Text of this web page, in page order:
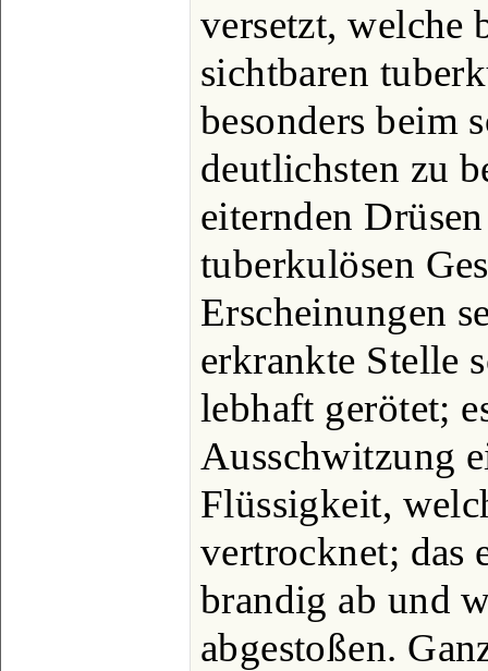
versetzt, welche
sichtbaren
besonders beim
deutlichsten zu
eiternden
tuberkulösen
Erscheinungen
erkrankte Stelle
lebhaft gerötet;
Ausschwitzung
Flüssigkeit,
vertrocknet; das
brandig ab und
abgestoßen.